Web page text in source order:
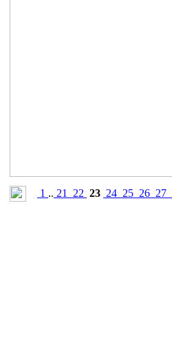
1 .. 21 22 23 24 25 26 27